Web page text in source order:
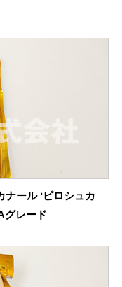
ール ‘ピロシュカ
グレード